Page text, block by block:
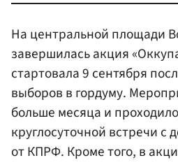
На центральной площади
завершилась акция
стартовала 9 сентября
выборов в гордуму.
больше месяца и
круглосуточной встречи с
от КПРФ. Кроме того, в